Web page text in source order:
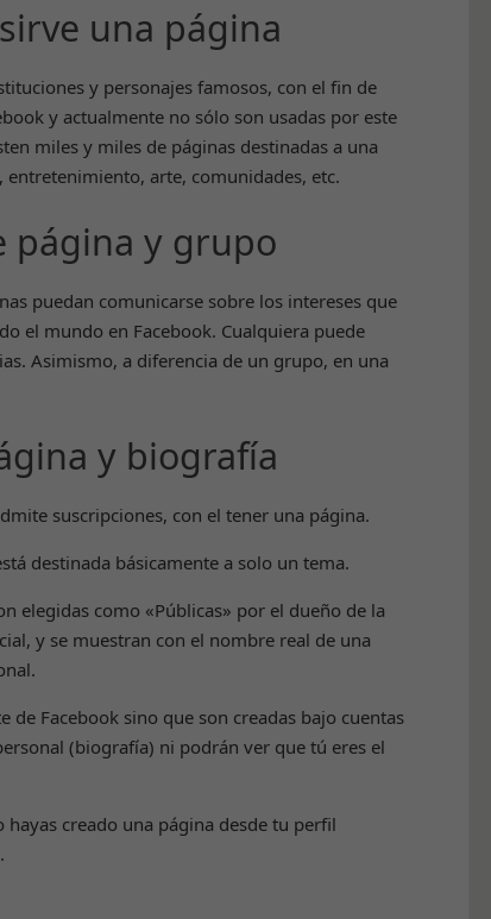
una página
y personajes famosos, con el fin de
y actualmente no sólo son usadas por este
miles y miles de páginas destinadas a una
arte, comunidades, etc.
página y grupo
puedan comunicarse sobre los intereses que
el mundo en Facebook. Cualquiera puede
Asimismo, a diferencia de un grupo, en una
y biografía
suscripciones, con el tener una página.
destinada básicamente a solo un tema.
elegidas como «Públicas» por el dueño de la
y se muestran con el nombre real de una
Facebook sino que son creadas bajo cuentas
(biografía) ni podrán ver que tú eres el
creado una página desde tu perfil